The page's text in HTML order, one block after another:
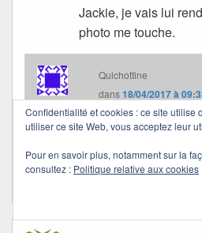
Jackie, je vais lui
photo me touche.
Quichottine
dans18/04/2017 à
Merci, Kprice.
Bisous et douce journée.
Confidentialité et cookies : ce site utilise
utiliser ce site Web, vous acceptez leur
Pour en savoir plus, notamment sur la
consultez : Politique relative aux cookies